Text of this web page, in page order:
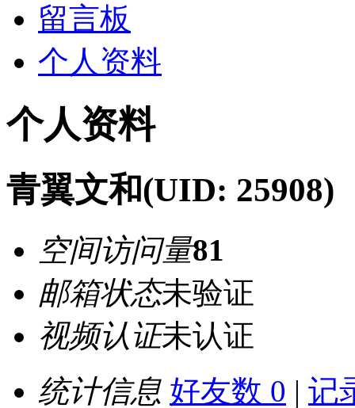
留言板
个人资料
个人资料
青翼文和(UID: 25908)
空间访问量81
邮箱状态未验证
视频认证未认证
统计信息 好友数 0 | 记